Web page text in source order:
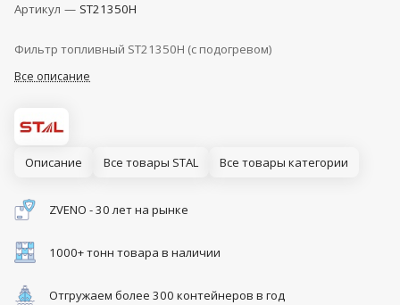
Артикул — ST21350H
Фильтр топливный ST21350H (с подогревом)
Все описание
Описание Все товары STAL Все товары категории
ZVENO - 30 лет на рынке
1000+ тонн товара в наличии
Отгружаем более 300 контейнеров в год